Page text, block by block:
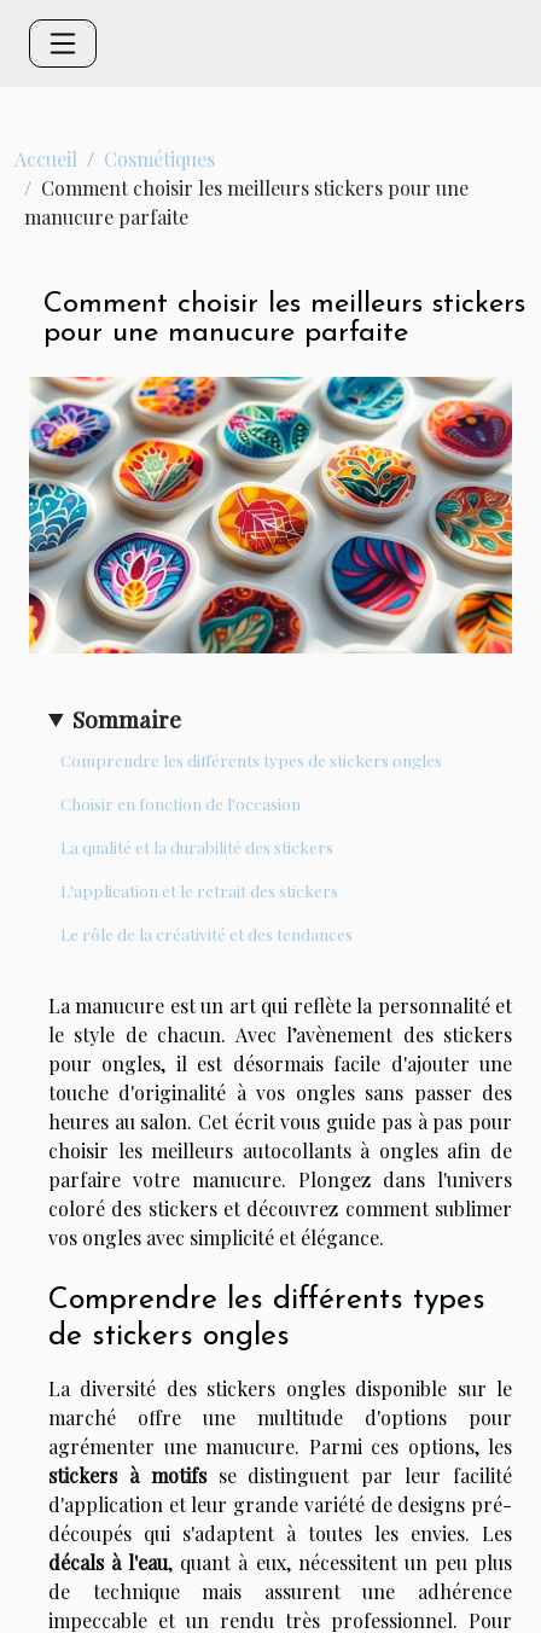
Accueil
Cosmétiques
Comment choisir les meilleurs stickers pour une
manucure parfaite
Comment choisir les meilleurs stickers
pour une manucure parfaite
Sommaire
Comprendre les différents types de stickers ongles
Choisir en fonction de l'occasion
La qualité et la durabilité des stickers
L'application et le retrait des stickers
Le rôle de la créativité et des tendances
La manucure est un art qui reflète la personnalité et
le style de chacun. Avec l’avènement des stickers
pour ongles, il est désormais facile d'ajouter une
touche d'originalité à vos ongles sans passer des
heures au salon. Cet écrit vous guide pas à pas pour
choisir les meilleurs autocollants à ongles afin de
parfaire votre manucure. Plongez dans l'univers
coloré des stickers et découvrez comment sublimer
vos ongles avec simplicité et élégance.
Comprendre les différents types
de stickers ongles
La diversité des stickers ongles disponible sur le
marché offre une multitude d'options pour
agrémenter une manucure. Parmi ces options, les
stickers à motifsse distinguent par leur facilité
d'application et leur grande variété de designs pré-
découpés qui s'adaptent à toutes les envies. Les
décals à l'eau, quant à eux, nécessitent un peu plus
de technique mais assurent une adhérence
impeccable et un rendu très professionnel. Pour